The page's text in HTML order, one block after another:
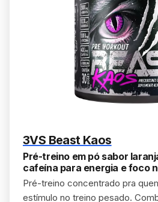
3VS Beast Kaos
Pré-treino em pó sabor
cafeína para energia e foco
Pré-treino concentrado pra
estímulo no treino pesado.